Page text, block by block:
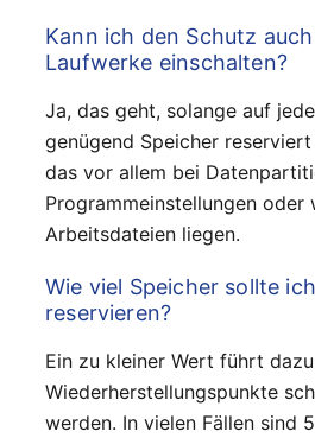
Kann ich den Schutz
Laufwerke einschalten?
Ja, das geht, solange auf
genügend Speicher
das vor allem bei
Programmeinstellungen oder
Arbeitsdateien liegen.
Wie viel Speicher sollte
reservieren?
Ein zu kleiner Wert führt
Wiederherstellungspunkte
werden. In vielen Fällen sind